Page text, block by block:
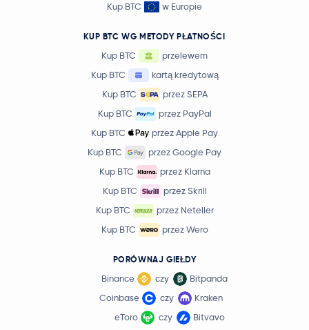
Kup BTC
w Europie
KUP BTC WG METODY PŁATNOŚCI
Kup BTC
przelewem
Kup BTC
kartą kredytową
Kup BTC
przez SEPA
Kup BTC
przez PayPal
Kup BTC
przez Apple Pay
Kup BTC
przez Google Pay
Kup BTC
przez Klarna
Kup BTC
przez Skrill
Kup BTC
przez Neteller
Kup BTC
przez Wero
PORÓWNAJ GIEŁDY
Binance czy
Bitpanda
Coinbase
czy
Kraken
eToro
czy Bitvavo